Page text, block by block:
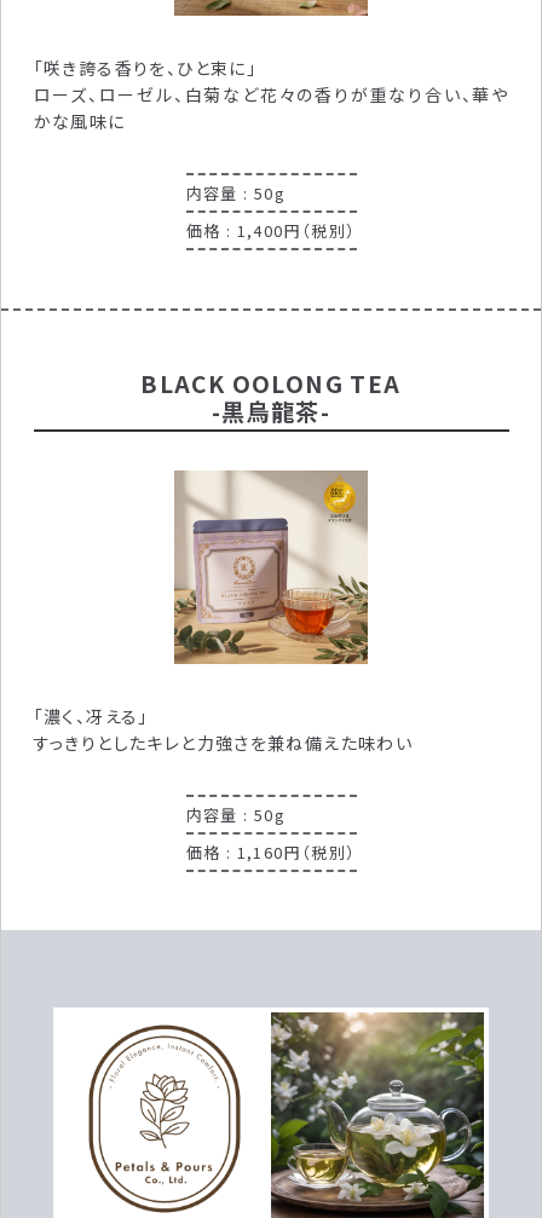
「咲き誇る香りを、ひと束に」
ローズ、ローゼル、白菊など花々の香りが重なり合い、華や
かな風味に
内容量 : 50g
価格 : 1,400円（税別）
BLACK OOLONG TEA
-黒烏龍茶-
「濃く、冴える」
すっきりとしたキレと力強さを兼ね備えた味わい
内容量 : 50g
価格 : 1,160円（税別）